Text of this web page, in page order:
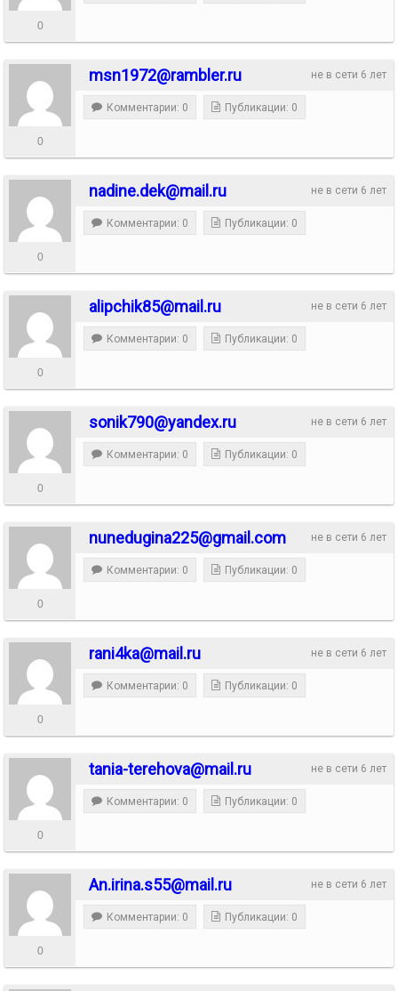
0
не в сети 6 лет
msn1972@rambler.ru
0
Комментарии: 0 Публикации: 0
не в сети 6 лет
nadine.dek@mail.ru
0
Комментарии: 0 Публикации: 0
не в сети 6 лет
alipchik85@mail.ru
0
Комментарии: 0 Публикации: 0
не в сети 6 лет
sonik790@yandex.ru
0
Комментарии: 0 Публикации: 0
не в сети 6 лет
nunedugina225@gmail.com
0
Комментарии: 0 Публикации: 0
не в сети 6 лет
rani4ka@mail.ru
0
Комментарии: 0 Публикации: 0
не в сети 6 лет
tania-terehova@mail.ru
0
Комментарии: 0 Публикации: 0
не в сети 6 лет
An.irina.s55@mail.ru
0
Комментарии: 0 Публикации: 0